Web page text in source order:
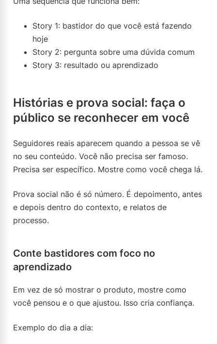
Story 1: bastidor do que você está fazendo
hoje
Story 2: pergunta sobre uma dúvida comum
Story 3: resultado ou aprendizado
Histórias e prova social: faça o
público se reconhecer em você
Seguidores reais aparecem quando a pessoa se vê
no seu conteúdo. Você não precisa ser famoso.
Precisa ser específico. Mostre como você chega lá.
Prova social não é só número. É depoimento, antes
e depois dentro do contexto, e relatos de
processo.
Conte bastidores com foco no
aprendizado
Em vez de só mostrar o produto, mostre como
você pensou e o que ajustou. Isso cria confiança.
Exemplo do dia a dia: